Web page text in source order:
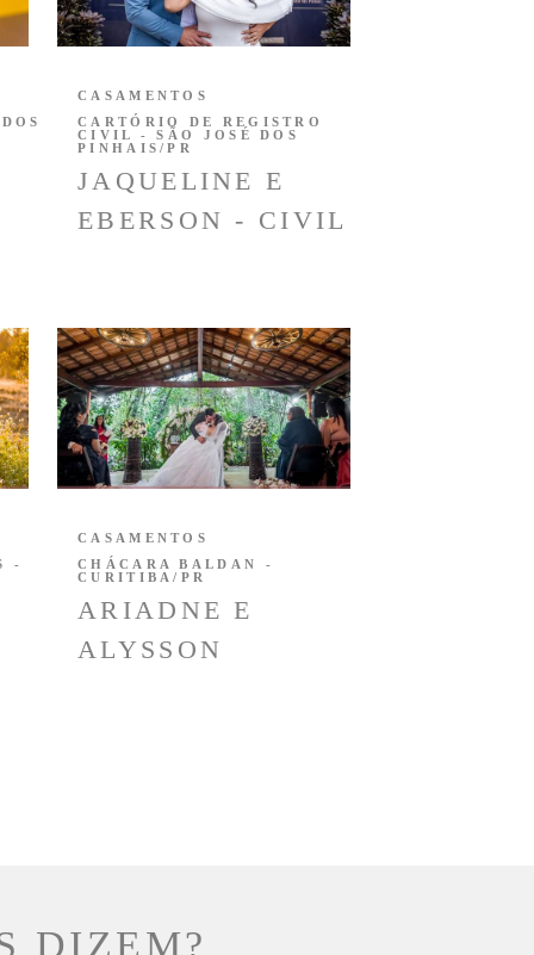
JAQUELINE E
EBERSON - CIVIL
CASAMENTOS
CARTÓRIO DE REGISTRO
CIVIL - SÃO JOSÉ DOS
PINHAIS/PR
-
ARIADNE E
ALYSSON
CASAMENTOS
CHÁCARA BALDAN -
CURITIBA/PR
DIZEM?